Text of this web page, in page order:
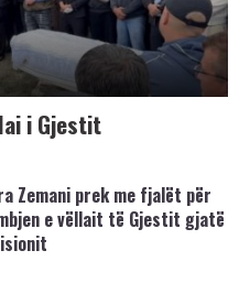
i Gjestit
Zemani prek me fjalët për
e vëllait të Gjestit gjatë